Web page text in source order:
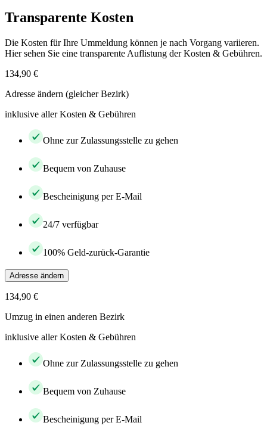
Transparente Kosten
Die Kosten für Ihre Ummeldung können je nach Vorgang variieren.
Hier sehen Sie eine transparente Auflistung der Kosten & Gebühren.
134,90 €
Adresse ändern (gleicher Bezirk)
inklusive aller Kosten & Gebühren
Ohne zur Zulassungsstelle zu gehen
Bequem von Zuhause
Bescheinigung per E-Mail
24/7 verfügbar
100% Geld-zurück-Garantie
Adresse ändern
134,90 €
Umzug in einen anderen Bezirk
inklusive aller Kosten & Gebühren
Ohne zur Zulassungsstelle zu gehen
Bequem von Zuhause
Bescheinigung per E-Mail